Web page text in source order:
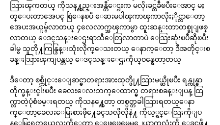
သြားၾကတယ္ ကိုသန႔္လည္းအန္တီေဌးက မလိုးခင္တခ်ီၿပီးေအာင္ မႈ
တ္ေပးတာအေပၚ စြဲေနၿပီ ေဆးမပါၾကာၾကာလိုးႏိုင္လာေတာ့
အေပးအယူမွ်လာတယ္ ၄လေလာက္အၾကာမွာ ထူးဆန္းတာတစ္ခုျဖစ္
လာတယ္ ေဒၚသန္းေဌးရာသီေတြလာတာပဲ ေသြးဆုံးၿပီဆိုၿပီး
ခါမွ သူတို႔ကြန္ဒြန္းသုံးလိုက္ေသးတယ္ ေနာက္ေတာ့ ဒီအတိုင္းစ
ခန္းသြားၾကျပန္တယ္ ေဒၚသန္းေဌးကိုယ္ဝန္ရေတာ့တယ္
ဒီေတာ့ စစ္ကိုင္းေျခာင္မွာတရားအားထုတ္ဖို႔သြားမယ္ဆိုၿပီး ရန္ကုန္မွာ
တိုက္ခန္းငွါးၿပီး ခေလးေလးဘက္ေထာက္မွ တရားစခန္းျပန္ ထြ
က္လာတဲ့ပုံစံဖမ္းရတယ္ ကိုသန႔္ကေတာ့ တစ္ပတ္တခါသြားရတယ္ေနာ
က္ေတာ့ခေလးေမြးစားဖို႔ေခၚသလိုလိုနဲ႔ ကိုယ့္ရင္ေသြးကိုျပ
န္ေမြးရတယ္ခေလးကိုေတာ့ ေဖေဖေမေမ၂ေယာက္စလုံးကို ေခၚဖို႔